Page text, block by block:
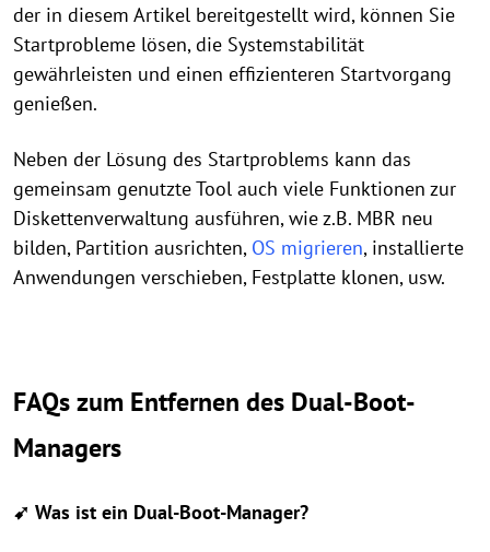
der in diesem Artikel bereitgestellt wird, können Sie
Startprobleme lösen, die Systemstabilität
gewährleisten und einen effizienteren Startvorgang
genießen.
Neben der Lösung des Startproblems kann das
gemeinsam genutzte Tool auch viele Funktionen zur
Diskettenverwaltung ausführen, wie z.B. MBR neu
bilden, Partition ausrichten, OS migrieren, installierte
Anwendungen verschieben, Festplatte klonen, usw.
FAQs zum Entfernen des Dual-Boot-
Managers
➹ Was ist ein Dual-Boot-Manager?